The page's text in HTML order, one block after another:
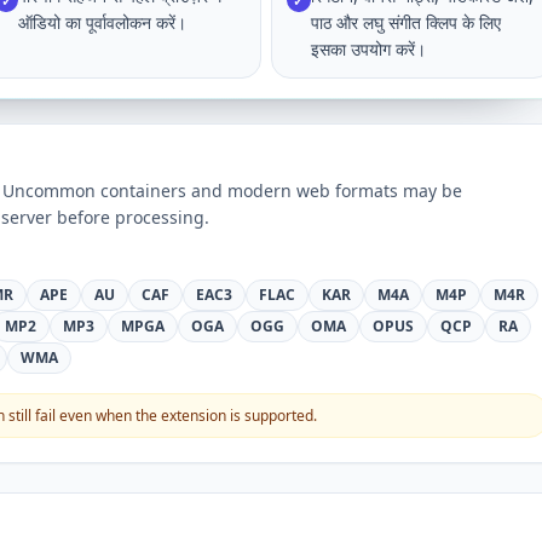
ऑडियो का पूर्वावलोकन करें।
पाठ और लघु संगीत क्लिप के लिए
इसका उपयोग करें।
containers and modern web formats may be
before processing.
APE AU CAF EAC3 FLAC KAR M4A M4P
M4R
MP2
MP3 MPGA OGA OGG OMA OPUS QCP
RA
WMA
fail even when the extension is supported.